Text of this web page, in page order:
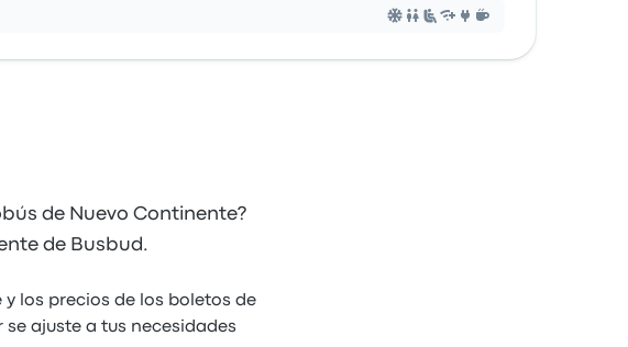
de Nuevo Continente?
de Busbud.
los precios de los boletos de
ajuste a tus necesidades